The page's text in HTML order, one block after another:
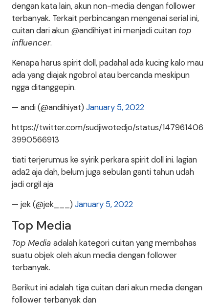
dengan kata lain, akun non-media dengan follower
terbanyak. Terkait perbincangan mengenai serial ini,
cuitan dari akun @andihiyat ini menjadi cuitan top
influencer.
Kenapa harus spirit doll, padahal ada kucing kalo mau
ada yang diajak ngobrol atau bercanda meskipun
ngga ditanggepin.
— andi (@andihiyat) January 5, 2022
https://twitter.com/sudjiwotedjo/status/147961406
3990566913
tiati terjerumus ke syirik perkara spirit doll ini. lagian
ada2 aja dah, belum juga sebulan ganti tahun udah
jadi orgil aja
— jek (@jek___) January 5, 2022
Top Media
Top Media adalah kategori cuitan yang membahas
suatu objek oleh akun media dengan follower
terbanyak.
Berikut ini adalah tiga cuitan dari akun media dengan
follower terbanyak dan